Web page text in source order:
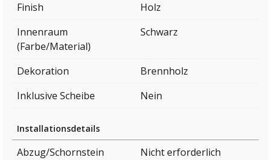
Finish
Holz
Innenraum
(Farbe/Material)
Schwarz
Dekoration
Brennholz
Inklusive Scheibe
Nein
Installationsdetails
Abzug/Schornstein
Nicht erforderlich